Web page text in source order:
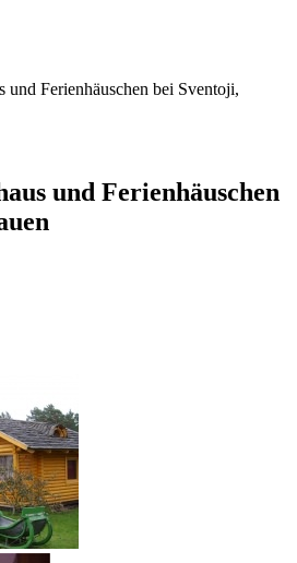
und Ferienhäuschen bei Sventoji,
und Ferienhäuschen